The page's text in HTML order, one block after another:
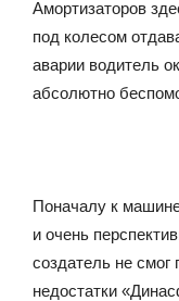
Амортизаторов
под колесом
аварии водитель
абсолютно
Поначалу к
и очень
создатель не смог
недостатки